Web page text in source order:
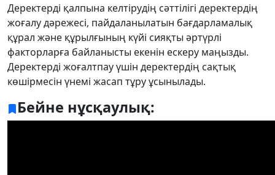
Деректерді қалпына келтірудің сәттілігі деректердің
жоғалу дәрежесі, пайдаланылатын бағдарламалық
құрал және құрылғының күйі сияқты әртүрлі
факторларға байланысты екенін ескеру маңызды.
Деректерді жоғалтпау үшін деректердің сақтық
көшірмесін үнемі жасап тұру ұсынылады.
Бейне нұсқаулық: